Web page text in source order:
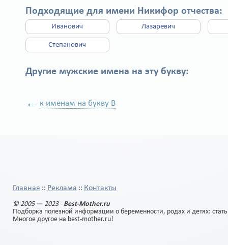
Подходящие для имени Никифор отчества:
Иванович Лазаревич
Степанович
Другие мужские имена на эту букву:
← к именам на букву В
Главная :: Реклама :: Контакты
© 2005 — 2023 - Best-Mother.ru
Подборка полезной информации о беременности, родах и детях:
Многое другое на best-mother.ru!